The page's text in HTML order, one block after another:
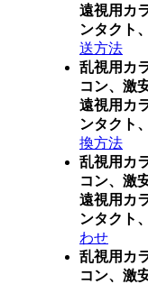
遠視用カ
ンタクト
送方法
乱視用カ
コン、激
遠視用カ
ンタクト
換方法
乱視用カ
コン、激
遠視用カ
ンタクト
わせ
乱視用カ
コン、激